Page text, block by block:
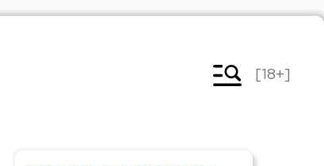
[18+]